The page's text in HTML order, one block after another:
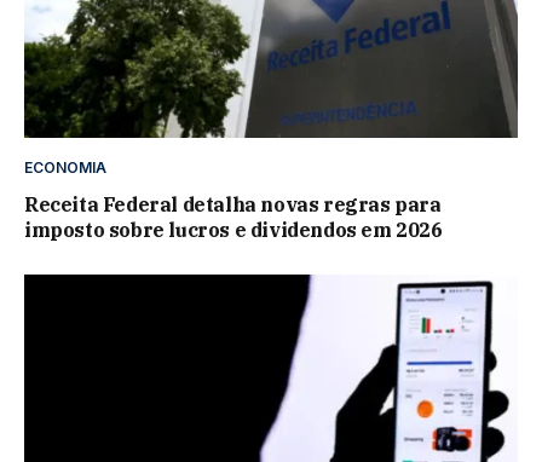
ECONOMIA
Receita Federal detalha novas regras para
imposto sobre lucros e dividendos em 2026